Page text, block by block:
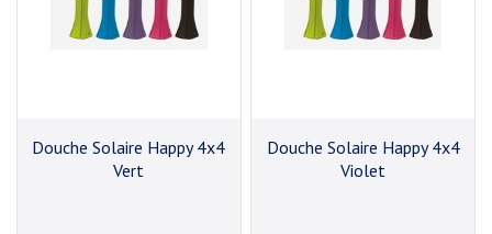
Douche Solaire Happy 4x4
Vert
Douche Solaire Happy 4x4
Violet